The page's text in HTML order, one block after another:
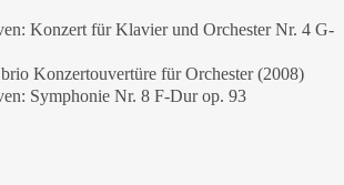
Konzert für Klavier und Orchester Nr. 4 G-
Konzertouvertüre für Orchester (2008)
Symphonie Nr. 8 F-Dur op. 93